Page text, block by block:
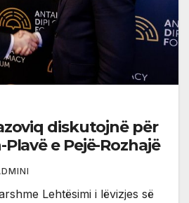
diskutojnë për
e Pejë-Rozhajë
Lehtësimi i lëvizjes së